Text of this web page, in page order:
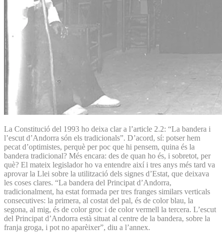
La Constitució del 1993 ho deixa clar a l’article 2.2: “La bandera i
l’escut d’Andorra són els tradicionals”. D’acord, sí: potser hem
pecat d’optimistes, perquè per poc que hi pensem, quina és la
bandera tradicional? Més encara: des de quan ho és, i sobretot, per
què? El mateix legislador ho va entendre així i tres anys més tard va
aprovar la Llei sobre la utilització dels signes d’Estat, que deixava
les coses clares. “La bandera del Principat d’Andorra,
tradicionalment, ha estat formada per tres franges similars verticals
consecutives: la primera, al costat del pal, és de color blau, la
segona, al mig, és de color groc i de color vermell la tercera. L’escut
del Principat d’Andorra està situat al centre de la bandera, sobre la
franja groga, i pot no aparèixer”, diu a l’annex.